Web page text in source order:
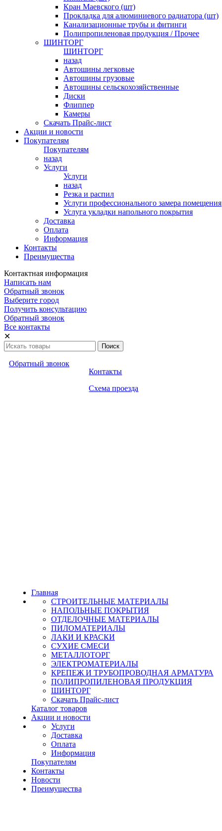
Кран Маевского (шт)
Прокладка для алюминиевого радиатора (шт)
Канализационные трубы и фитинги
Полипропиленовая продукция / Прочее
ШИНТОРГ
ШИНТОРГ
назад
Автошины легковые
Автошины грузовые
Автошины сельскохозяйственные
Диски
Флиппер
Камеры
Скачать Прайс-лист
Акции и новости
Покупателям
Покупателям
назад
Услуги
Услуги
назад
Резка и распил
Услуги профессионального замера помещения
Услуга укладки напольного покрытия
Доставка
Оплата
Информация
Контакты
Преимущества
Контактная информация
Написать нам
Обратный звонок
Выберите город
Получить консультацию
Обратный звонок
Все контакты
✕
Обратный звонок
Контакты
Схема проезда
Главная
СТРОИТЕЛЬНЫЕ МАТЕРИАЛЫ
НАПОЛЬНЫЕ ПОКРЫТИЯ
ОТДЕЛОЧНЫЕ МАТЕРИАЛЫ
ПИЛОМАТЕРИАЛЫ
ЛАКИ И КРАСКИ
СУХИЕ СМЕСИ
МЕТАЛЛОТОРГ
ЭЛЕКТРОМАТЕРИАЛЫ
КРЕПЕЖ И ТРУБОПРОВОДНАЯ АРМАТУРА
ПОЛИПРОПИЛЕНОВАЯ ПРОДУКЦИЯ
ШИНТОРГ
Скачать Прайс-лист
Каталог товаров
Акции и новости
Услуги
Доставка
Оплата
Информация
Покупателям
Контакты
Новости
Преимущества